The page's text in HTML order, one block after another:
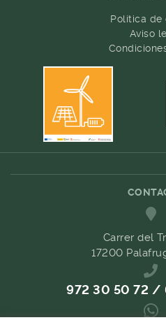
Política de
Aviso
Carrer del
17200
972 30 50 72 /